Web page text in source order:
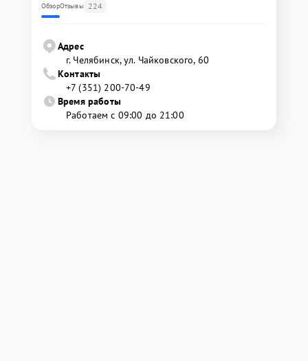
ОбзорОтзывы 224
Адрес
г. Челябинск, ул. Чайковского, 60
Контакты
+7 (351) 200-70-49
Время работы
Работаем с 09:00 до 21:00